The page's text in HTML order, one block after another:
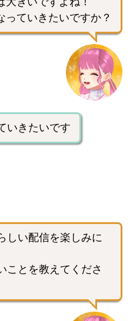
っていきたいですか？
いきたいです
しい配信を楽しみに
ことを教えてくださ